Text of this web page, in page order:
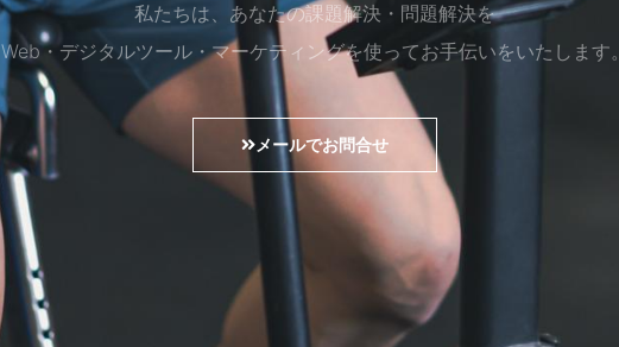
私たちは、あなたの課題解決・問題解決を
Web・デジタルツール・マーケティングを使ってお手伝いをいたします。
メールでお問合せ